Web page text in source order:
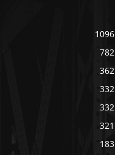
1096
782
362
332
332
321
183